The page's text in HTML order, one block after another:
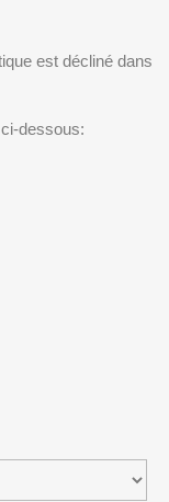
est décliné dans
dessous: